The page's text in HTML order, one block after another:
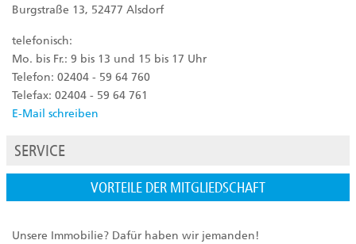
Burgstraße 13, 52477 Alsdorf
telefonisch:
Mo. bis Fr.: 9 bis 13 und 15 bis 17 Uhr
Telefon: 02404 - 59 64 760
Telefax: 02404 - 59 64 761
E-Mail schreiben
SERVICE
VORTEILE DER MITGLIEDSCHAFT
Unsere Immobilie? Dafür haben wir jemanden!